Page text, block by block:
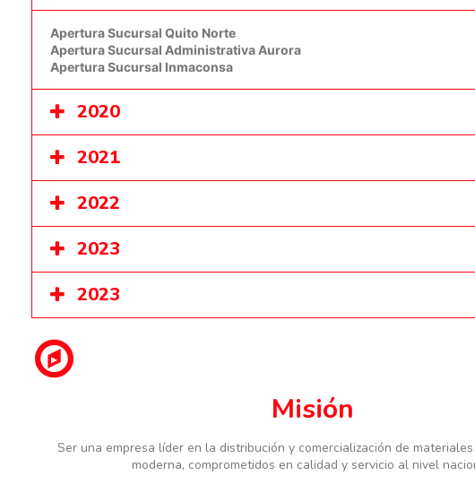
Apertura Sucursal Quito Norte
Apertura Sucursal Administrativa Aurora
Apertura Sucursal Inmaconsa
2020
2021
2022
2023
2023
Misión
Ser una empresa líder en la distribución y comercialización de
moderna, comprometidos en calidad y servicio al nivel